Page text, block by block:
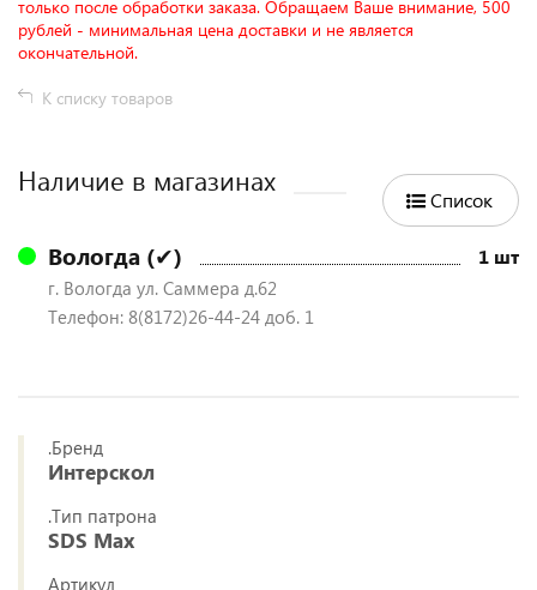
только после обработки заказа. Обращаем Ваше внимание, 500
рублей - минимальная цена доставки и не является
окончательной.
К списку товаров
Наличие в магазинах
Список
Вологда (✔) 1 шт
г. Вологда ул. Саммера д.62
Телефон: 8(8172)26-44-24 доб. 1
.Бренд
Интерскол
.Тип патрона
SDS Max
Артикул